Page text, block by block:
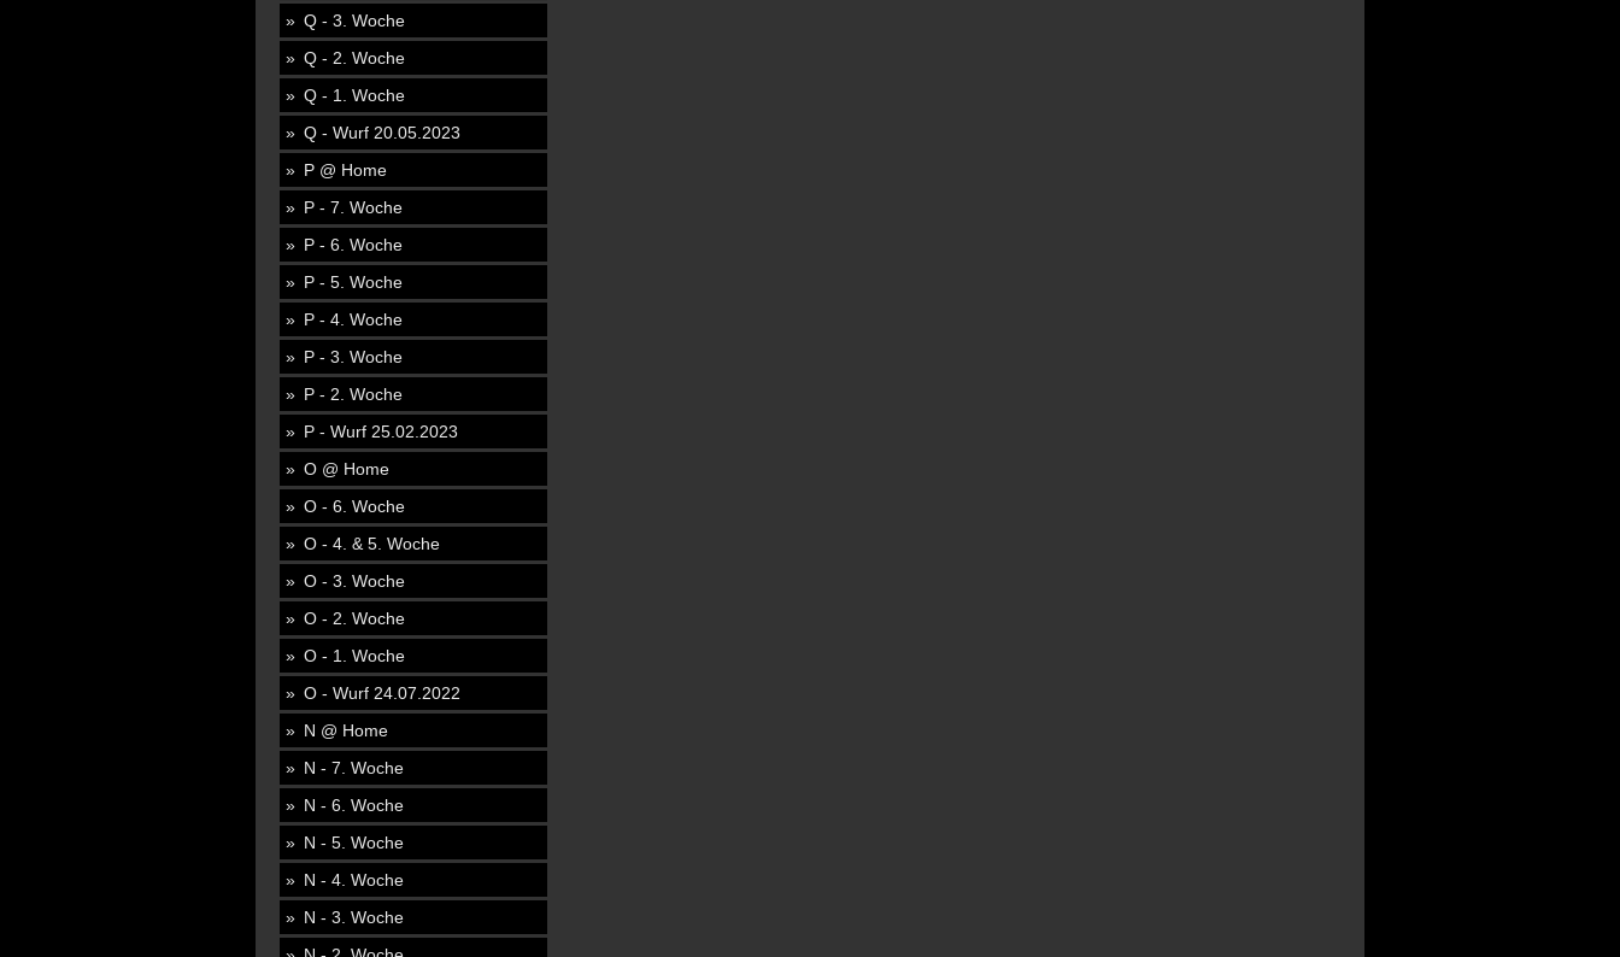
Q - 3. Woche
Q - 2. Woche
Q - 1. Woche
Q - Wurf 20.05.2023
P @ Home
P - 7. Woche
P - 6. Woche
P - 5. Woche
P - 4. Woche
P - 3. Woche
P - 2. Woche
P - Wurf 25.02.2023
O @ Home
O - 6. Woche
O - 4. & 5. Woche
O - 3. Woche
O - 2. Woche
O - 1. Woche
O - Wurf 24.07.2022
N @ Home
N - 7. Woche
N - 6. Woche
N - 5. Woche
N - 4. Woche
N - 3. Woche